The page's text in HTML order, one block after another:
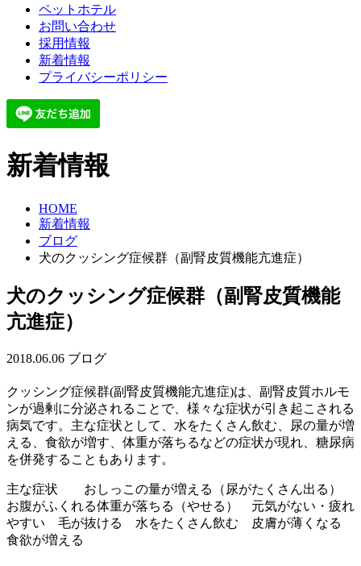
ペットホテル
お問い合わせ
採用情報
新着情報
プライバシーポリシー
新着情報
HOME
新着情報
ブログ
犬のクッシング症候群（副腎皮質機能亢進症）
犬のクッシング症候群（副腎皮質機能
亢進症）
2018.06.06 ブログ
クッシング症候群(副腎皮質機能亢進症)は、副腎皮質ホルモ
ンが過剰に分泌されることで、様々な症状が引き起こされる
病気です。主な症状として、水をたくさん飲む、尿の量が増
える、食欲が増す、体重が落ちるなどの症状が現れ、糖尿病
を併発することもあります。
主な症状 おしっこの量が増える（尿がたくさん出る）
お腹がふくれる体重が落ちる（やせる） 元気がない・疲れ
やすい 毛が抜ける 水をたくさん飲む 皮膚が薄くなる
食欲が増える